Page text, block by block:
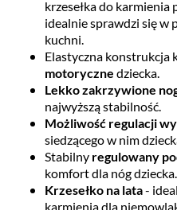
krzesełka do karmienia
idealnie sprawdzi się w
kuchni.
Elastyczna konstrukcja
motoryczne dziecka.
Lekko zakrzywione
najwyższą stabilność.
Możliwość regulacji
siedzącego w nim
Stabilny regulowany
komfort dla nóg dziecka.
Krzesełko na lata-
karmienia dla